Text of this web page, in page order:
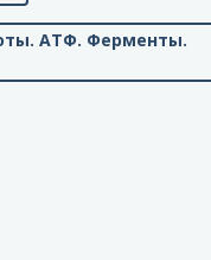
АТФ. Ферменты.